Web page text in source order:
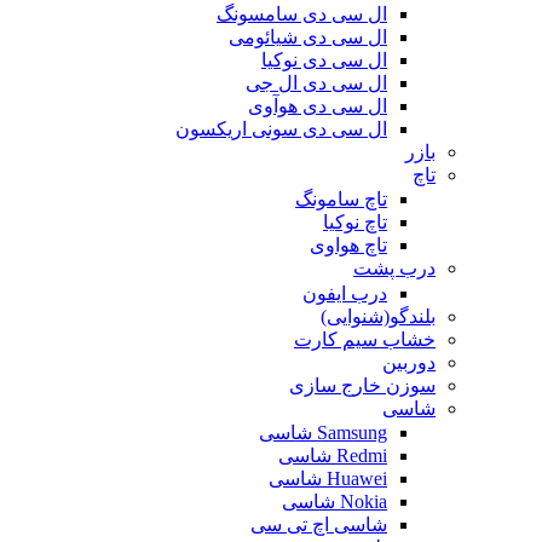
ال سی دی سامسونگ
ال سی دی شیائومی
ال سی دی نوکیا
ال سی دی ال جی
ال سی دی هوآوی
ال سی دی سونی اریکسون
بازر
تاچ
تاچ سامونگ
تاچ نوکیا
تاچ هواوی
درب پشت
درب ایفون
بلندگو(شنوایی)
خشاب سیم کارت
دوربین
سوزن خارج سازی
شاسی
Samsung شاسی
Redmi شاسی
Huawei شاسی
Nokia شاسی
شاسی اچ تی سی